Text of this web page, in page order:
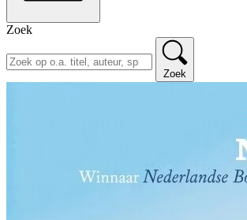
Zoek
Zoek